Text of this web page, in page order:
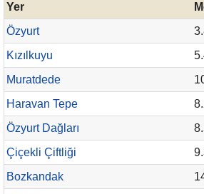
Yer
Özyurt
Kızılkuyu
Muratdede
Haravan Tepe
Özyurt Dağları
Çiçekli Çiftliği
Bozkandak